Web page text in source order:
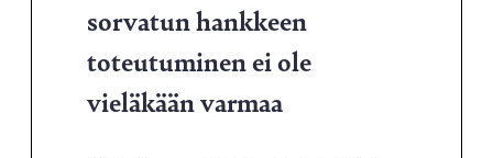
sorvatun hankkeen
toteutuminen ei ole
vieläkään varmaa